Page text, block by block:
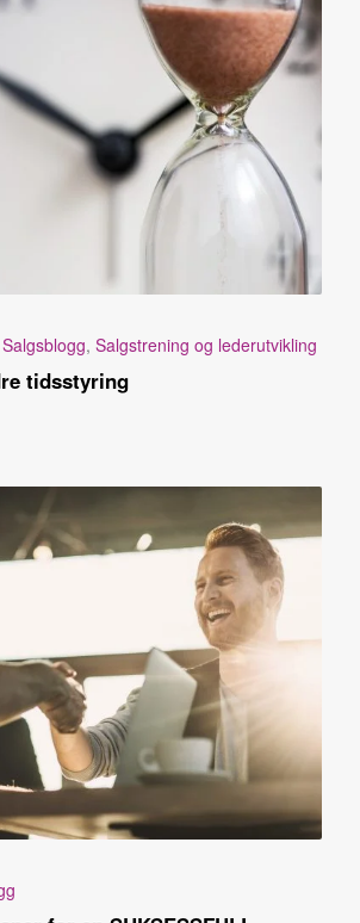
Salgsblogg, Salgstrening og lederutvikling
tidsstyring